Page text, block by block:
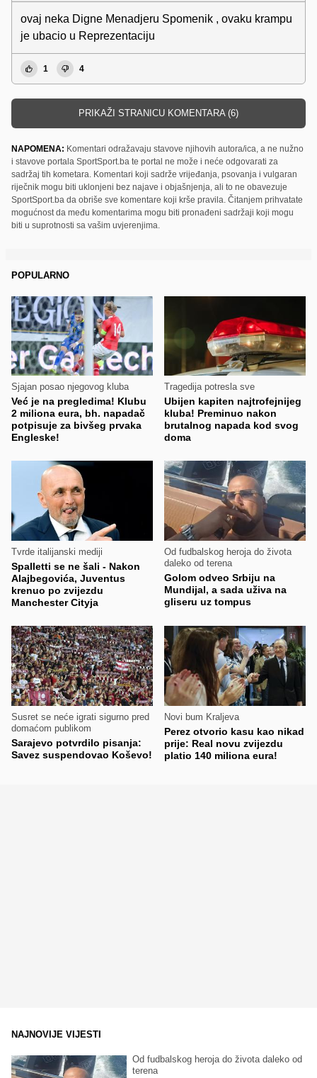
ovaj neka Digne Menadjeru Spomenik , ovaku krampu
je ubacio u Reprezentaciju
1 4
PRIKAŽI STRANICU KOMENTARA (6)
NAPOMENA: Komentari odražavaju stavove njihovih autora/ica, a ne nužno
i stavove portala SportSport.ba te portal ne može i neće odgovarati za
sadržaj tih kometara. Komentari koji sadrže vrijeđanja, psovanja i vulgaran
riječnik mogu biti uklonjeni bez najave i objašnjenja, ali to ne obavezuje
SportSport.ba da obriše sve komentare koji krše pravila. Čitanjem prihvatate
mogućnost da među komentarima mogu biti pronađeni sadržaji koji mogu
biti u suprotnosti sa vašim uvjerenjima.
POPULARNO
Sjajan posao njegovog kluba
Već je na pregledima! Klubu
2 miliona eura, bh. napadač
potpisuje za bivšeg prvaka
Engleske!
Tragedija potresla sve
Ubijen kapiten najtrofejnijeg
kluba! Preminuo nakon
brutalnog napada kod svog
doma
Tvrde italijanski mediji
Spalletti se ne šali - Nakon
Alajbegovića, Juventus
krenuo po zvijezdu
Manchester Cityja
Od fudbalskog heroja do života
daleko od terena
Golom odveo Srbiju na
Mundijal, a sada uživa na
gliseru uz tompus
Susret se neće igrati sigurno pred
domaćom publikom
Sarajevo potvrdilo pisanja:
Savez suspendovao Koševo!
Novi bum Kraljeva
Perez otvorio kasu kao nikad
prije: Real novu zvijezdu
platio 140 miliona eura!
NAJNOVIJE VIJESTI
Od fudbalskog heroja do života daleko od
terena